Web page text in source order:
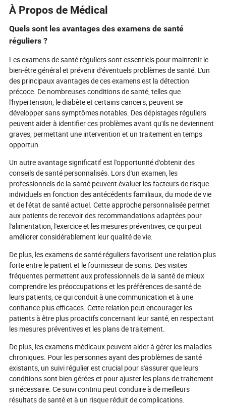
pour s'implanter dans l'un des
écosystèmes medtech les plus
dynamiques du pays. Découvrez où
se trouvent les opportunités, quels
secteurs attirent les investissements
et comment les entreprises peuvent
se positionner pour réussir.
détaillées sur
d'entretien, les
exemples réels
l'importance du
l'étalonnage et
réguliers des
De plus, nous
l'importance
l'entretien à
performance et
respectant ces
garantir une
protéger les
prolonger la
générateurs
À Propos de Médical
Quels sont les avantages des examens de santé
réguliers ?
Les examens de santé réguliers sont essentiels pour maintenir le
bien-être général et prévenir d'éventuels problèmes de santé. L'un
des principaux avantages de ces examens est la détection
précoce. De nombreuses conditions de santé, telles que
l'hypertension, le diabète et certains cancers, peuvent se
développer sans symptômes notables. Des dépistages réguliers
peuvent aider à identifier ces problèmes avant qu'ils ne deviennent
graves, permettant une intervention et un traitement en temps
opportun.
Un autre avantage significatif est l'opportunité d'obtenir des
conseils de santé personnalisés. Lors d'un examen, les
professionnels de la santé peuvent évaluer les facteurs de risque
individuels en fonction des antécédents familiaux, du mode de vie
et de l'état de santé actuel. Cette approche personnalisée permet
aux patients de recevoir des recommandations adaptées pour
l'alimentation, l'exercice et les mesures préventives, ce qui peut
améliorer considérablement leur qualité de vie.
De plus, les examens de santé réguliers favorisent une relation plus
forte entre le patient et le fournisseur de soins. Des visites
fréquentes permettent aux professionnels de la santé de mieux
comprendre les préoccupations et les préférences de santé de
leurs patients, ce qui conduit à une communication et à une
confiance plus efficaces. Cette relation peut encourager les
patients à être plus proactifs concernant leur santé, en respectant
les mesures préventives et les plans de traitement.
De plus, les examens médicaux peuvent aider à gérer les maladies
chroniques. Pour les personnes ayant des problèmes de santé
existants, un suivi régulier est crucial pour s'assurer que leurs
conditions sont bien gérées et pour ajuster les plans de traitement
si nécessaire. Ce suivi continu peut conduire à de meilleurs
résultats de santé et à un risque réduit de complications.